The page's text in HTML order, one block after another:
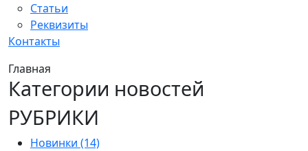
Статьи
Реквизиты
Контакты
Главная
Категории новостей
РУБРИКИ
Новинки (14)